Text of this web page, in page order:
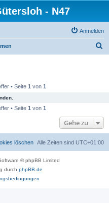
- N47
Anmelden
• Seite 1 von 1
• Seite 1 von 1
Gehe zu
Alle Zeiten sind UTC+01:00
löschen
© phpBB Limited
durch phpBB.de